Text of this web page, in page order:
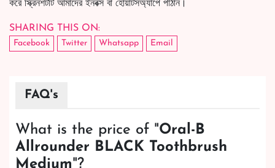
করে স্ক্রিনশটটি আমাদের ইনবক্স বা হোয়াটসঅ্যাপে পাঠান।
SHARING THIS ON:
Facebook Twitter Whatsapp Email
FAQ's
What is the price of "Oral-B
Allrounder BLACK Toothbrush
Medium"?